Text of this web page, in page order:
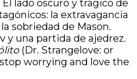
lado oscuro y trágico de
la extravagancia
sobriedad de Mason.
y una partida de ajedrez.
(Dr. Strangelove: or
worrying and love the